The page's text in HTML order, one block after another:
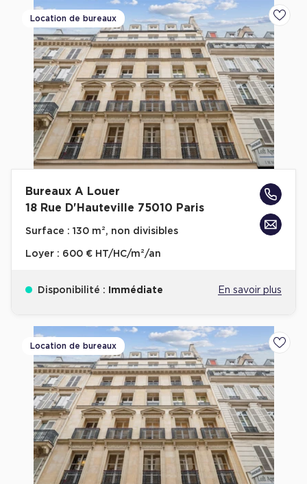
Location de bureaux
Bureaux A Louer
18 Rue D'Hauteville 75010 Paris
Surface : 130 m², non divisibles
Loyer : 600 € HT/HC/m²/an
Disponibilité : Immédiate En savoir plus
Location de bureaux